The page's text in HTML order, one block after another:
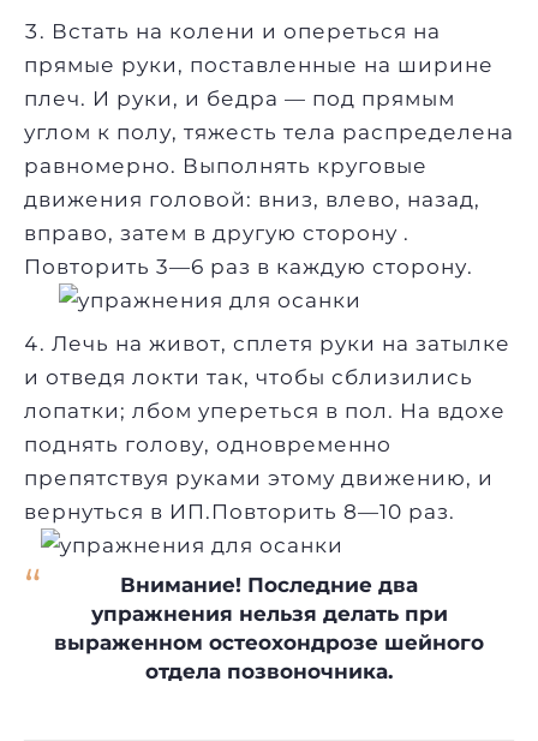
Встать на колени и опереться на
прямые руки, поставленные на ширине
плеч. И руки, и бедра — под прямым
углом к полу, тяжесть тела распределена
равномерно. Выполнять круговые
движения головой: вниз, влево, назад,
вправо, затем в другую сторону .
Повторить 3—6 раз в каждую сторону.
Лечь на живот, сплетя руки на затылке
и отведя локти так, чтобы сблизились
лопатки; лбом упереться в пол. На вдохе
поднять голову, одновременно
препятствуя руками этому движению, и
вернуться в ИП.Повторить 8—10 раз.
Внимание! Последние два
упражнения нельзя делать при
выраженном остеохондрозе шейного
отдела позвоночника.